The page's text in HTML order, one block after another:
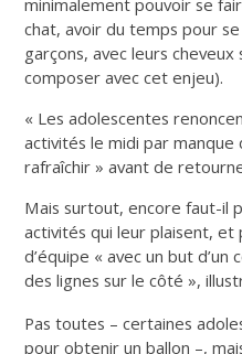
chat, avoir du temps pour
garçons, avec leurs
composer avec cet enjeu).
« Les adolescentes
activités le midi par
rafraîchir » avant de
Mais surtout, encore faut-il
activités qui leur plaisent,
d’équipe « avec un but
des lignes sur le côté »,
Pas toutes – certaines
pour obtenir un ballon –,